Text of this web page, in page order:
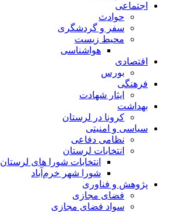
اجتماعی
حوادث
سفر و گردشگری
محیط زیست
هواشناسی
اقتصادی
بورس
فرهنگی
ایثار شهادت
بهداشت
کرونا در لرستان
سیاسی و امنیتی
نظامی دفاعی
انتخابات لرستان
انتخابات شورا های لرستان
شورا شهر خرم‌آباد
پژوهش و فناوری
فضای مجازی
سواد فضای مجازی